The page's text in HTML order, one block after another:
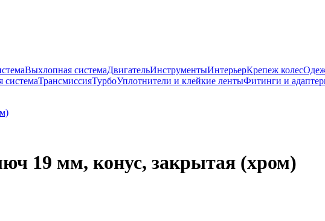
Выхлопная системаДвигательИнструментыИнтерьерКрепеж колес
системаТрансмиссияТурбоУплотнители и клейкие лентыФитинги и
19 мм, конус, закрытая (хром)